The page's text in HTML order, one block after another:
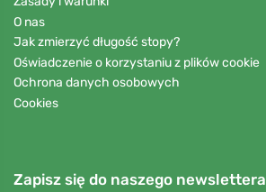
O nas
Jak zmierzyć długość stopy?
Oświadczenie o korzystaniu z plików cookie
Ochrona danych osobowych
Cookies
Zapisz się do naszego newslettera